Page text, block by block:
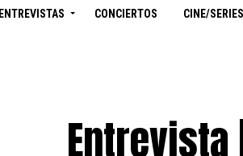
ENTREVISTAS CONCIERTOS CINE/SERIES
Entrevista